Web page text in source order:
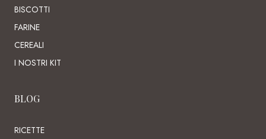
BISCOTTI
FARINE
CEREALI
I NOSTRI KIT
BLOG
RICETTE